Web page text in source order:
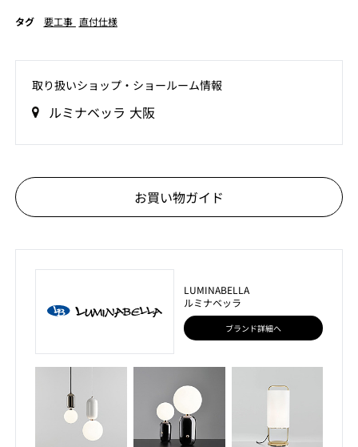
タグ 要工事 直付仕様
取り扱いショップ‧ショールーム情報
ルミナベッラ 大阪
お買い物ガイド
LUMINABELLA
ルミナベッラ
ブランド詳細へ